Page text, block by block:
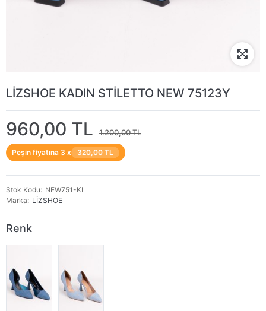
LİZSHOE KADIN STİLETTO NEW 75123Y
960,00 TL 1.200,00 TL
Peşin fiyatına 3 x 320,00 TL
Stok Kodu
NEW751-KL
Marka
LİZSHOE
Renk